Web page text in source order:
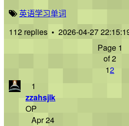
英语学习单词
112 replies • 2026-04-27
Page 1
of 2
12
1
zzahsjlk
OP
Apr 24